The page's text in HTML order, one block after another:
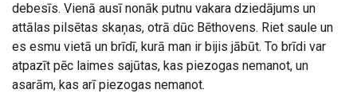
debesīs. Vienā ausī nonāk putnu vakara dziedājums un
attālas pilsētas skaņas, otrā dūc Bēthovens. Riet saule un
es esmu vietā un brīdī, kurā man ir bijis jābūt. To brīdi var
atpazīt pēc laimes sajūtas, kas piezogas nemanot, un
asarām, kas arī piezogas nemanot.